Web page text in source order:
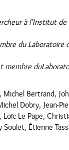
à l’Institut
du Laboratoire
membre
Bertrand,
Dobry, Jean-
Le Pape,
Soulet, Étienne